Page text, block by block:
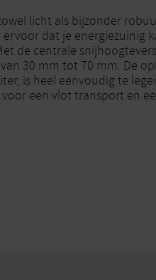
licht als bijzonder
dat je energiezuinig
de centrale
30 mm tot 70 mm. De
is heel eenvoudig te
een vlot transport en